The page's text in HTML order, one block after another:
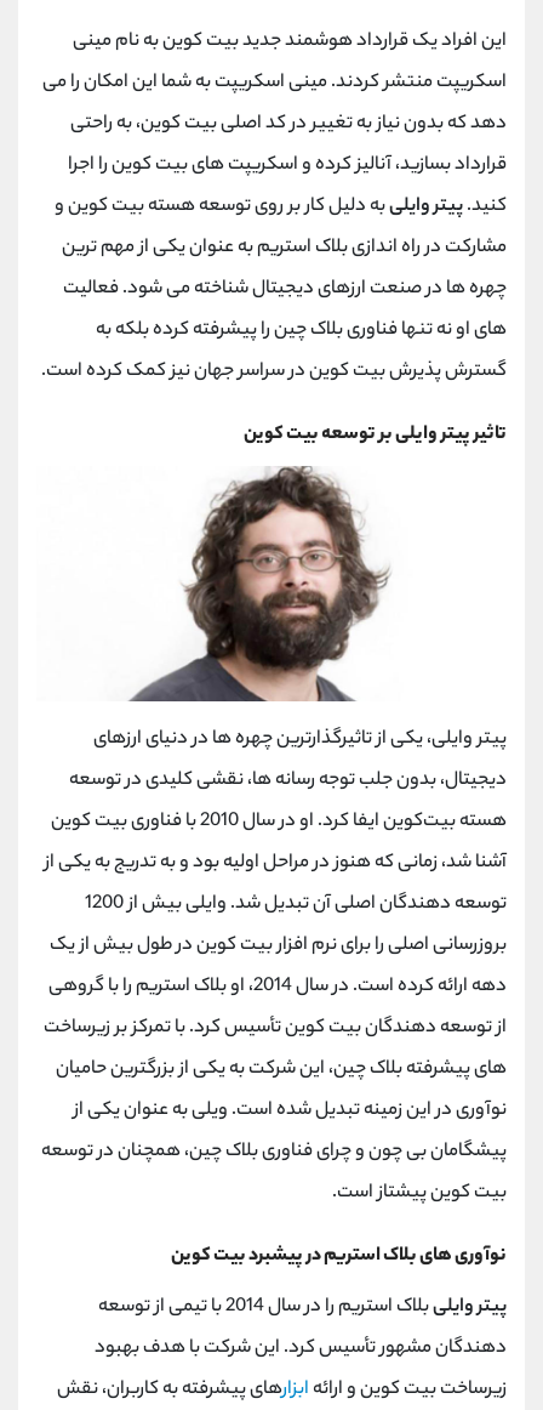
این افراد یک قرارداد هوشمند جدید بیت کوین به نام مینی
اسکریپت منتشر کردند. مینی اسکریپت به شما این امکان را می
دهد که بدون نیاز به تغییر در کد اصلی بیت کوین، به راحتی
قرارداد بسازید، آنالیز کرده و اسکریپت های بیت کوین را اجرا
کنید.پیتر وایلیبه دلیل کار بر روی توسعه هسته بیت کوین و
مشارکت در راه اندازی بلاک استریم به عنوان یکی از مهم ترین
چهره ها در صنعت ارزهای دیجیتال شناخته می شود. فعالیت
های او نه تنها فناوری بلاک چین را پیشرفته کرده بلکه به
گسترش پذیرش بیت کوین در سراسر جهان نیز کمک کرده است.
تاثیر پیتر وایلی بر توسعه بیت کوین
پیتر وایلی، یکی از تاثیرگذارترین چهره‌ ها در دنیای ارزهای
دیجیتال، بدون جلب توجه رسانه ‌ها، نقشی کلیدی در توسعه
هسته بیت‌کوین ایفا کرد. او در سال 2010 با فناوری بیت کوین
آشنا شد، زمانی که هنوز در مراحل اولیه بود و به تدریج به یکی از
توسعه دهندگان اصلی آن تبدیل شد. وایلی بیش از 1200
بروزرسانی اصلی را برای نرم افزار بیت کوین در طول بیش از یک
دهه ارائه کرده است. در سال 2014، او بلاک استریم را با گروهی
از توسعه دهندگان بیت کوین تأسیس کرد. با تمرکز بر زیرساخت
های پیشرفته بلاک چین، این شرکت به یکی از بزرگترین حامیان
نوآوری در این زمینه تبدیل شده است. ویلی به عنوان یکی از
پیشگامان بی چون و چرای فناوری بلاک چین، همچنان در توسعه
بیت کوین پیشتاز است.
نوآوری های بلاک استریم در پیشبرد بیت کوین
پیتر وایلی
بلاک استریم را در سال 2014 با تیمی از توسعه
دهندگان مشهور تأسیس کرد. این شرکت با هدف بهبود
زیرساخت بیت کوین و ارائه ابزارهای پیشرفته به کاربران، نقش